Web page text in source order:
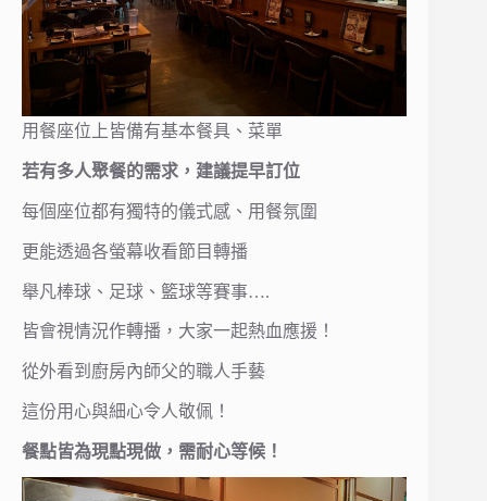
用餐座位上皆備有基本餐具、菜單
若有多人聚餐的需求，建議提早訂位
每個座位都有獨特的儀式感、用餐氛圍
更能透過各螢幕收看節目轉播
舉凡棒球、足球、籃球等賽事….
皆會視情況作轉播，大家一起熱血應援！
從外看到廚房內師父的職人手藝
這份用心與細心令人敬佩！
餐點皆為現點現做，需耐心等候！